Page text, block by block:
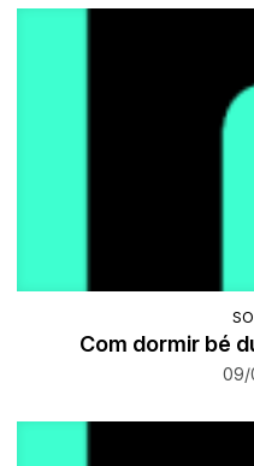
Com dormir bé
09/